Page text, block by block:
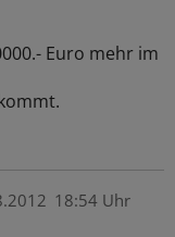
Euro mehr im
18:54 Uhr